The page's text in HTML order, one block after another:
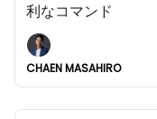
利なコマンド
CHAEN MASAHIRO